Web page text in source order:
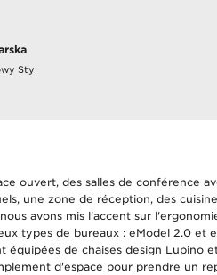
Styl
ouvert, des salles de conférence
une zone de réception, des
avons mis l'accent sur
types de bureaux : eModel 2.0 et
de chaises design Lupino
d'espace pour prendre un